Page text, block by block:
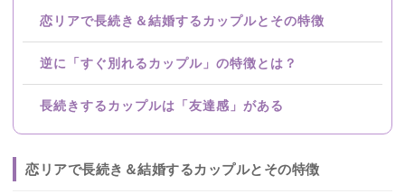
恋リアで長続き＆結婚するカップルとその特徴
逆に「すぐ別れるカップル」の特徴とは？
長続きするカップルは「友達感」がある
恋リアで長続き＆結婚するカップルとその特徴